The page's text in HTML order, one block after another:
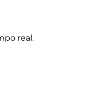
real.